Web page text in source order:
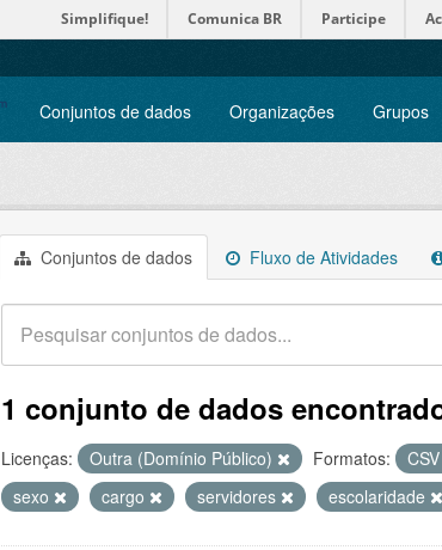
Simplifique! Comunica BR Participe
Conjuntos de dados Organizações Grupos
Conjuntos de dados Fluxo de Atividades
1 conjunto de dados
Licenças: Outra (Domínio Público) Formatos: CSV
sexo
cargo servidores escolaridade